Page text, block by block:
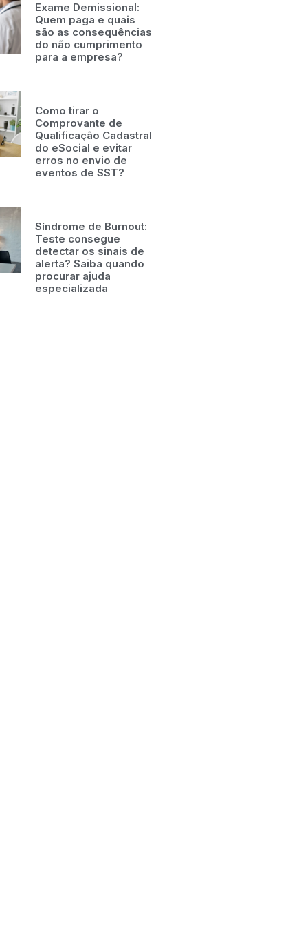
Exame Demissional:
Quem paga e quais
são as consequências
do não cumprimento
para a empresa?
Como tirar o
Comprovante de
Qualificação Cadastral
do eSocial e evitar
erros no envio de
eventos de SST?
Síndrome de Burnout:
Teste consegue
detectar os sinais de
alerta? Saiba quando
procurar ajuda
especializada